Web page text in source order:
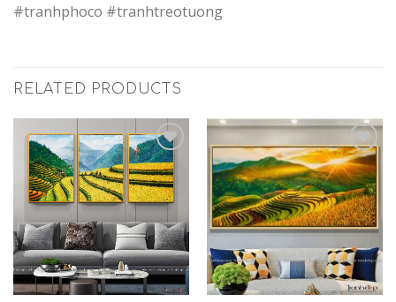
#tranhphoco #tranhtreotuong
RELATED PRODUCTS
Add to
Wishlist
Add to
Wishlist